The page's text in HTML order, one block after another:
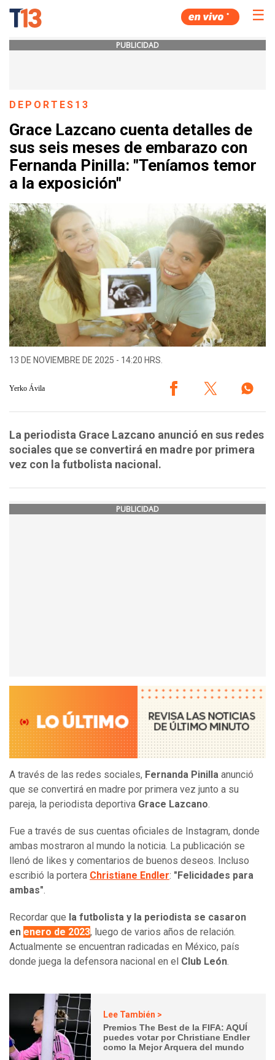
☰
PUBLICIDAD
DEPORTES13
Grace Lazcano cuenta detalles de
sus seis meses de embarazo con
Fernanda Pinilla: "Teníamos temor
a la exposición"
13 DE NOVIEMBRE DE 2025 - 14:20 HRS.
Yerko Ávila
La periodista Grace Lazcano anunció en sus redes
sociales que se convertirá en madre por primera
vez con la futbolista nacional.
PUBLICIDAD
A través de las redes sociales, Fernanda Pinilla anunció
que se convertirá en madre por primera vez junto a su
pareja, la periodista deportiva Grace Lazcano.
Fue a través de sus cuentas oficiales de Instagram, donde
ambas mostraron al mundo la noticia. La publicación se
llenó de likes y comentarios de buenos deseos. Incluso
escribió la portera Christiane Endler: "Felicidades para
ambas".
Recordar que la futbolista y la periodista se casaron
en enero de 2023, luego de varios años de relación.
Actualmente se encuentran radicadas en México, país
donde juega la defensora nacional en el Club León.
Lee También >
Premios The Best de la FIFA: AQUÍ
puedes votar por Christiane Endler
como la Mejor Arquera del mundo